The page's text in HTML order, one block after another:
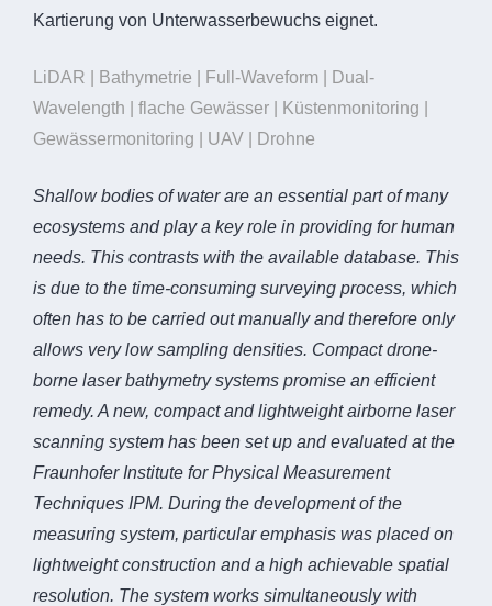
Kartierung von Unterwasserbewuchs eignet.
LiDAR | Bathymetrie | Full-Waveform | Dual-
Wavelength | flache Gewässer | Küstenmonitoring |
Gewässermonitoring | UAV | Drohne
Shallow bodies of water are an essential part of many
ecosystems and play a key role in providing for human
needs. This contrasts with the available database. This
is due to the time-consuming surveying process, which
often has to be carried out manually and therefore only
allows very low sampling densities. Compact drone-
borne laser bathymetry systems promise an efficient
remedy. A new, compact and lightweight airborne laser
scanning system has been set up and evaluated at the
Fraunhofer Institute for Physical Measurement
Techniques IPM. During the development of the
measuring system, particular emphasis was placed on
lightweight construction and a high achievable spatial
resolution. The system works simultaneously with